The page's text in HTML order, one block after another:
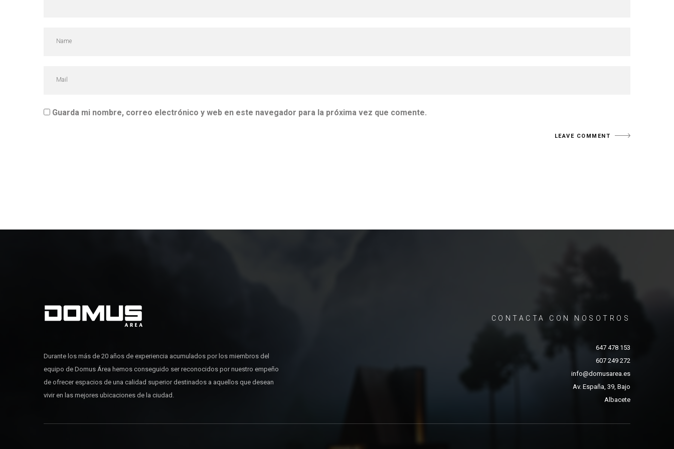
Guarda mi nombre, correo electrónico y web en este navegador para la próxima vez que comente.
Durante los más de 20 años de experiencia acumulados por los miembros del
equipo de Domus Área hemos conseguido ser reconocidos por nuestro empeño
de ofrecer espacios de una calidad superior destinados a aquellos que desean
vivir en las mejores ubicaciones de la ciudad.
CONTACTA CON NOSOTROS
647 478 153
607 249 272
info@domusarea.es
Av. España, 39, Bajo
Albacete